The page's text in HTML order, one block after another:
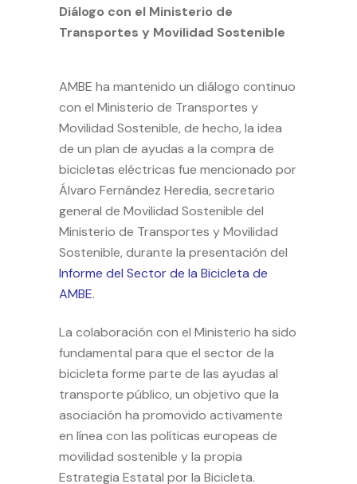
Diálogo con el Ministerio de
Transportes y Movilidad Sostenible
AMBE ha mantenido un diálogo continuo
con el Ministerio de Transportes y
Movilidad Sostenible, de hecho, la idea
de un plan de ayudas a la compra de
bicicletas eléctricas fue mencionado por
Álvaro Fernández Heredia, secretario
general de Movilidad Sostenible del
Ministerio de Transportes y Movilidad
Sostenible, durante la presentación del
Informe del Sector de la Bicicleta de
AMBE.
La colaboración con el Ministerio ha sido
fundamental para que el sector de la
bicicleta forme parte de las ayudas al
transporte público, un objetivo que la
asociación ha promovido activamente
en línea con las políticas europeas de
movilidad sostenible y la propia
Estrategia Estatal por la Bicicleta.